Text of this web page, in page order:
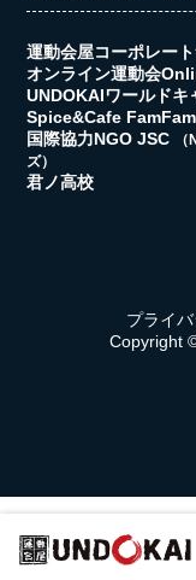
運動会屋コーポレー
オンライン運動会
UNDOKAIワールドキ
Spice&Cafe FamFam
国際協力NGO JSC
ズ）
君ノ高校
プライ
Copyright